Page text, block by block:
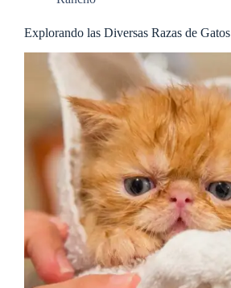
Explorando las Diversas Razas de Gatos